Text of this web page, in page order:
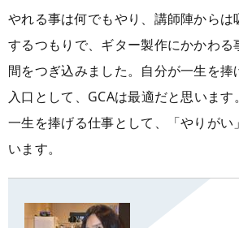
やれる事は何でもやり、講師陣からは
するつもりで、ギター製作にかかわ
間をつぎ込みました。自分が一生を捧
入口として、GCAは最適だと思いま
一生を捧げる仕事として、「やりがい
います。